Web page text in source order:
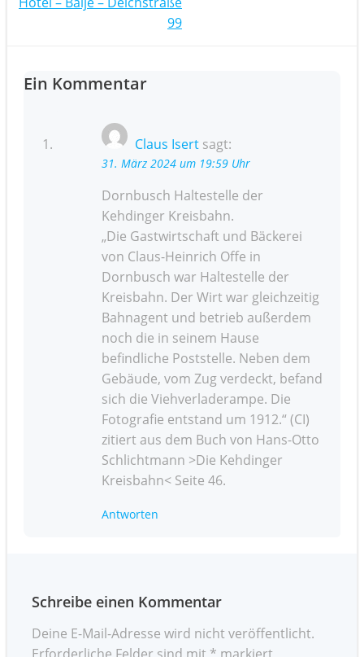
99
Ein Kommentar
Claus Isert sagt:
31. März 2024 um 19:59 Uhr
Dornbusch Haltestelle der
Kehdinger Kreisbahn.
„Die Gastwirtschaft und Bäckerei
von Claus-Heinrich Offe in
Dornbusch war Haltestelle der
Kreisbahn. Der Wirt war gleichzeitig
Bahnagent und betrieb außerdem
noch die in seinem Hause
befindliche Poststelle. Neben dem
Gebäude, vom Zug verdeckt, befand
sich die Viehverladerampe. Die
Fotografie entstand um 1912.“ (CI)
zitiert aus dem Buch von Hans-Otto
Schlichtmann >Die Kehdinger
Kreisbahn< Seite 46.
Antworten
Schreibe einen Kommentar
Deine E-Mail-Adresse wird nicht veröffentlicht.